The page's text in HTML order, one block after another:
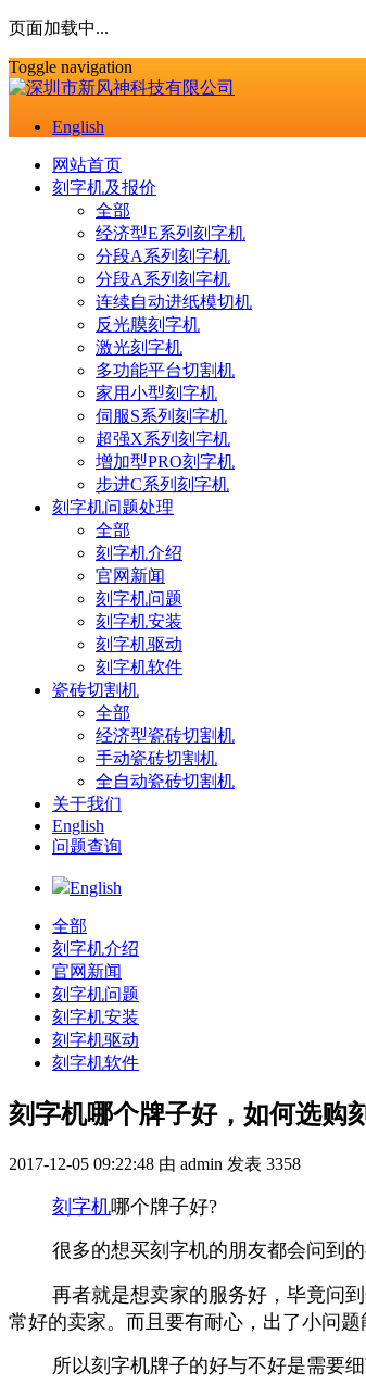
页面加载中...
Toggle navigation
English
网站首页
刻字机及报价
全部
经济型E系列刻字机
分段A系列刻字机
分段A系列刻字机
连续自动进纸模切机
反光膜刻字机
激光刻字机
多功能平台切割机
家用小型刻字机
伺服S系列刻字机
超强X系列刻字机
增加型PRO刻字机
步进C系列刻字机
刻字机问题处理
全部
刻字机介绍
官网新闻
刻字机问题
刻字机安装
刻字机驱动
刻字机软件
瓷砖切割机
全部
经济型瓷砖切割机
手动瓷砖切割机
全自动瓷砖切割机
关于我们
English
问题查询
English
全部
刻字机介绍
官网新闻
刻字机问题
刻字机安装
刻字机驱动
刻字机软件
刻字机哪个牌子好，如何选购
2017-12-05 09:22:48 由 admin 发表 3358
刻字机哪个牌子好?
很多的想买刻字机的朋友都会问到
再者就是想卖家的服务好，毕竟问
常好的卖家。而且要有耐心，出了小问题
所以刻字机牌子的好与不好是需要